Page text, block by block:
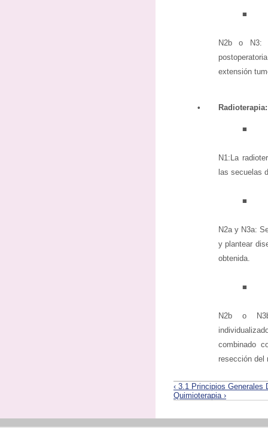
■
N2b o N3:
extensión
• Radioterapia:
■
N1:La
las secuelas
■
N2a y N3a:
y plantear
obtenida.
■
N2b o
combinado
resección del
‹ 3.1 Principios Generales
Quimioterapia ›